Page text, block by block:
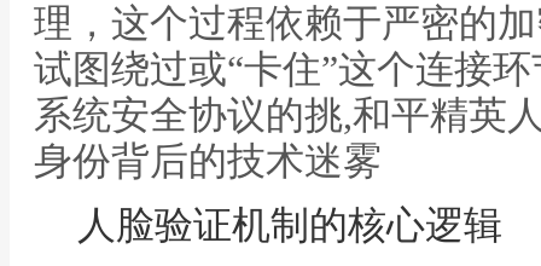
理，这个过程依赖于严密的
试图绕过或“卡住”这个连接
系统安全协议的挑,和平精英
身份背后的技术迷雾
人脸验证机制的核心逻辑